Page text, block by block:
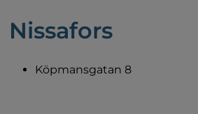
Nissafors
Köpmansgatan 8